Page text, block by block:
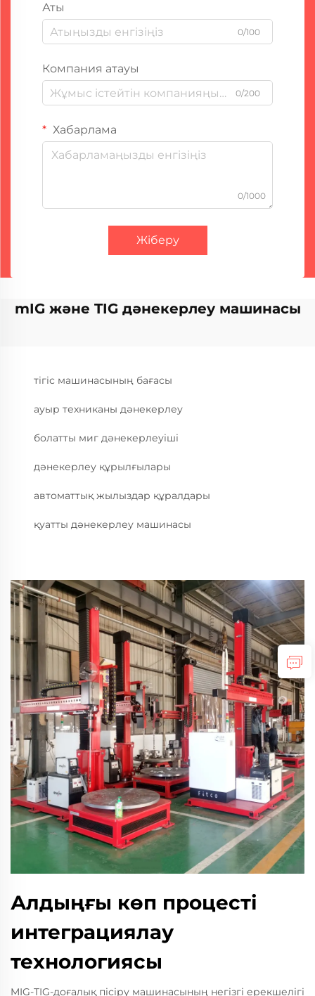
Аты
0/100
Компания атауы
0/200
Хабарлама
0/1000
Жіберу
mIG және TIG дәнекерлеу машинасы
тігіс машинасының бағасы
ауыр техниканы дәнекерлеу
болатты миг дәнекерлеуіші
дәнекерлеу құрылғылары
автоматтық жылыздар құралдары
қуатты дәнекерлеу машинасы
Алдыңғы көп процесті
интеграциялау
технологиясы
MIG-TIG-доғалық пісіру машинасының негізгі ерекшелігі